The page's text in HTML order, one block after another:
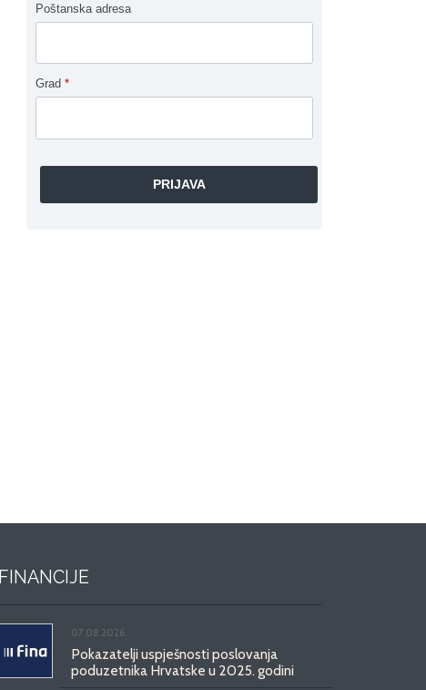
Poštanska adresa
Grad *
FINANCIJE
07.08.2026.
Pokazatelji uspješnosti poslovanja
poduzetnika Hrvatske u 2025. godini